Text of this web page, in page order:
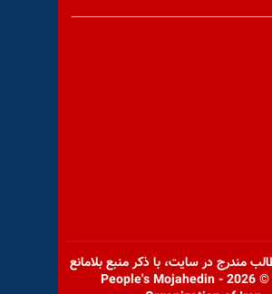
مندرج در سايت، با ذكر منبع بلامانع
است - © 2026 - People's Mojahedin